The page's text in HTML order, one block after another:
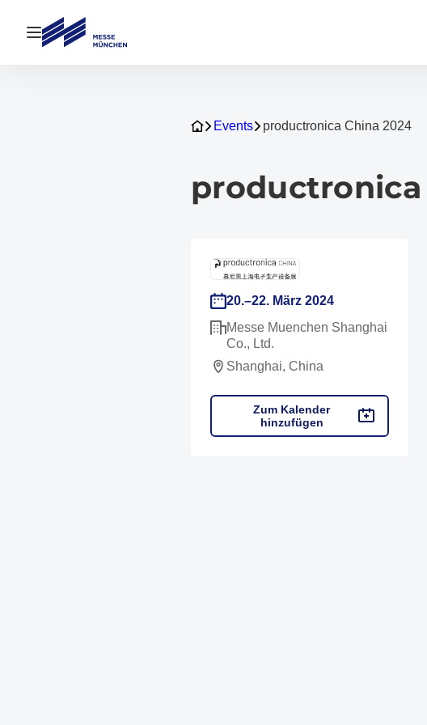
Navigation öffnen
Events productronica China 2024
productronica
20.–22. März 2024
Messe Muenchen Shanghai
Co., Ltd.
Shanghai, China
Zum Kalender
hinzufügen